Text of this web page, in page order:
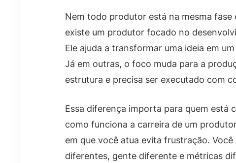
Nem todo produtor está na mesma
existe um produtor focado no
Ele ajuda a transformar uma ideia em
Já em outras, o foco muda para a
estrutura e precisa ser executado com
Essa diferença importa para quem está
como funciona a carreira de um
em que você atua evita frustração.
diferentes, gente diferente e métricas